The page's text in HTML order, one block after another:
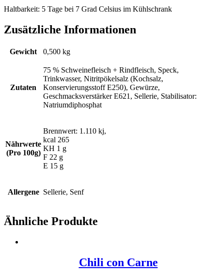
Haltbarkeit: 5 Tage bei 7 Grad Celsius im Kühlschrank
Zusätzliche Informationen
Gewicht 0,500 kg
Zutaten
75 % Schweinefleisch + Rindfleisch, Speck,
Trinkwasser, Nitritpökelsalz (Kochsalz,
Konservierungsstoff E250), Gewürze,
Geschmacksverstärker E621, Sellerie, Stabilisator:
Natriumdiphosphat
Nährwerte
(Pro 100g)
Brennwert: 1.110 kj,
kcal 265
KH 1 g
F 22 g
E 15 g
Allergene Sellerie, Senf
Ähnliche Produkte
Chili con Carne